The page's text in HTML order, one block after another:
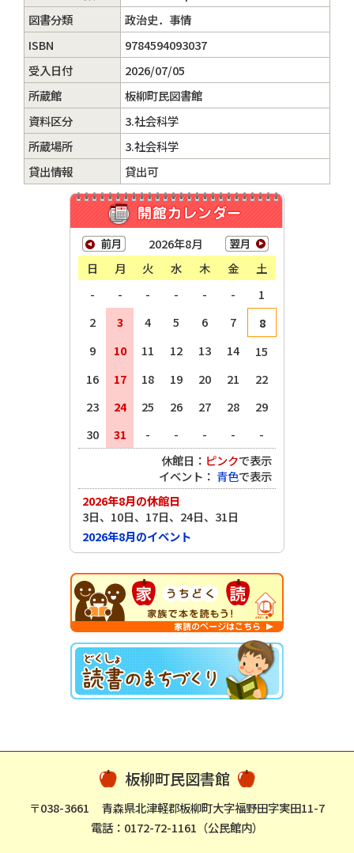
図書分類
政治史．事情
ISBN
9784594093037
受入日付
2026/07/05
所蔵館
板柳町民図書館
資料区分
3.社会科学
所蔵場所
3.社会科学
貸出情報
貸出可
2026年8月
日
月 火 水 木 金
土
-
- - - - -
1
2
3 4 5 6 7
8
9
10 11 12 13 14
15
16
17 18 19 20 21
22
23
24 25 26 27 28
29
30
31 - - - -
-
休館日： ピンクで表示
イベント： 青色で表示
2026年8月の休館日
3日、10日、17日、24日、31日
2026年8月のイベント
板柳町民図書館
〒038-3661
青森県北津軽郡板柳町大字福野田字実田11-7
電話：0172-72-1161（公民館内）